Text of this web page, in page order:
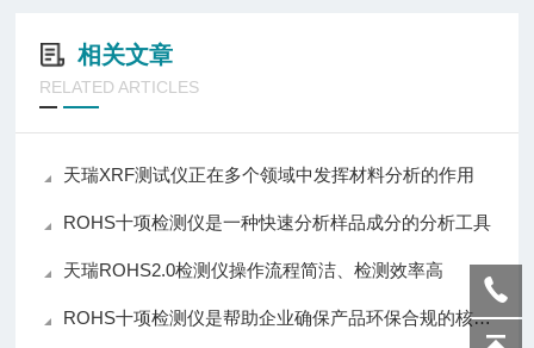
相关文章
RELATED ARTICLES
天瑞XRF测试仪正在多个领域中发挥材料分析的作用
ROHS十项检测仪是一种快速分析样品成分的分析工具
天瑞ROHS2.0检测仪操作流程简洁、检测效率高
ROHS十项检测仪是帮助企业确保产品环保合规的核心仪器